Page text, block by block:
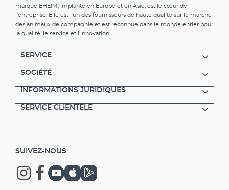
marque EHEIM, implanté en Europe et en Asie, est le cœur de
l'entreprise. Elle est l'un des fournisseurs de haute qualité sur le marché
des animaux de compagnie et est reconnue dans le monde entier pour
la qualité, le service et l'innovation.
SERVICE
SOCIÉTÉ
INFORMATIONS JURIDIQUES
SERVICE CLIENTÈLE
SUIVEZ-NOUS